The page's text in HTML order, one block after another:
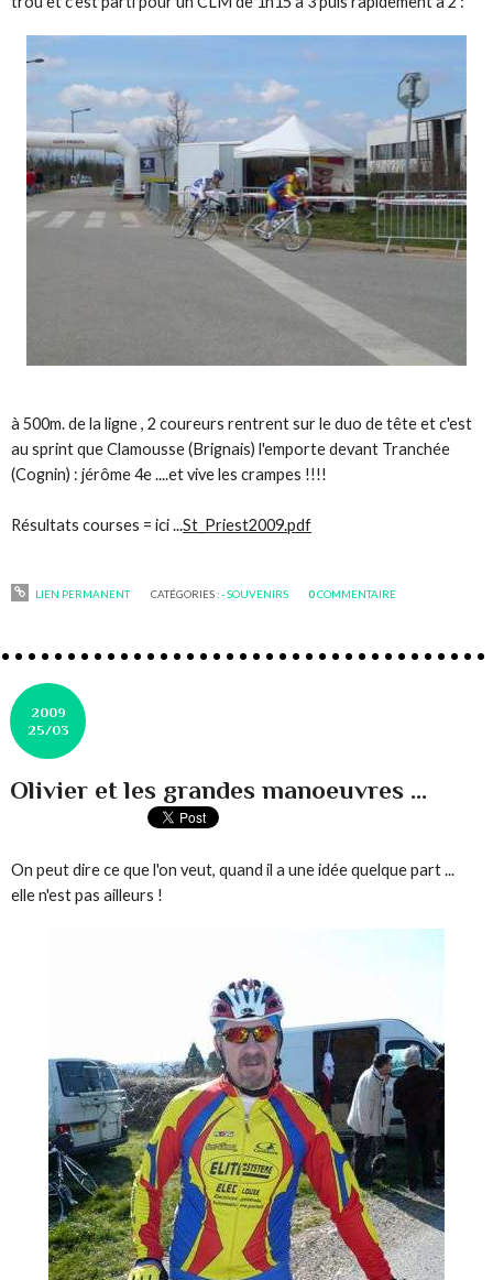
à 500m. de la ligne , 2 coureurs rentrent sur le duo de tête et c'est
au sprint que Clamousse (Brignais) l'emporte devant Tranchée
(Cognin) : jérôme 4e ....et vive les crampes !!!!
Résultats courses = ici ...St_Priest2009.pdf
LIEN PERMANENT CATÉGORIES :- SOUVENIRS 0COMMENTAIRE
2009
25/03
Olivier et les grandes manoeuvres ...
On peut dire ce que l'on veut, quand il a une idée quelque part ...
elle n'est pas ailleurs !